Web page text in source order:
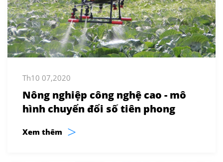
Th10 07,2020
Nông nghiệp công nghệ cao - mô
hình chuyển đổi số tiên phong
Xem thêm >